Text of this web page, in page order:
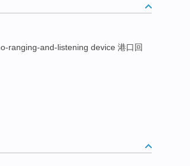
ranging-and-listening device 港口回